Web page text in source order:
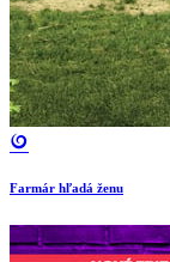
Farmár hľadá ženu